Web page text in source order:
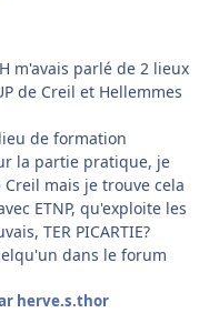
m'avais parlé de 2 lieux
de Creil et Hellemmes
de formation
la partie pratique, je
mais je trouve cela
ETNP, qu'exploite les
TER PICARTIE?
dans le forum
herve.s.thor